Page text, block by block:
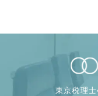
東京税理